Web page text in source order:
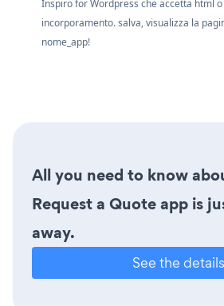
Inspiro for Wordpress che accetta html o
incorporamento. salva, visualizza la
nome_app!
All you need to know
Request a Quote app is
away.
See the details